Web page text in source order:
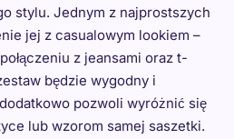
stylu. Jednym z najprostszych
jej z casualowym lookiem –
z jeansami oraz t-
będzie wygodny i
pozwoli wyróżnić się
lub wzorom samej saszetki.